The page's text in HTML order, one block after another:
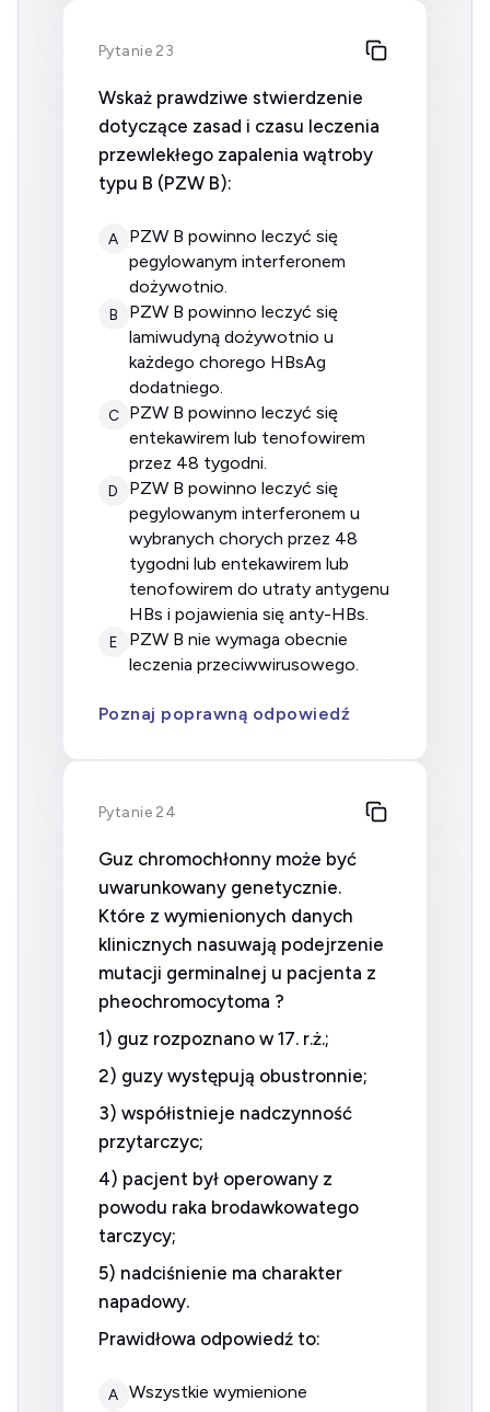
Pytanie 23
Wskaż prawdziwe stwierdzenie
dotyczące zasad i czasu leczenia
przewlekłego zapalenia wątroby
typu B (PZW B):
A
PZW B powinno leczyć się
pegylowanym interferonem
dożywotnio.
B
PZW B powinno leczyć się
lamiwudyną dożywotnio u
każdego chorego HBsAg
dodatniego.
C
PZW B powinno leczyć się
entekawirem lub tenofowirem
przez 48 tygodni.
D
PZW B powinno leczyć się
pegylowanym interferonem u
wybranych chorych przez 48
tygodni lub entekawirem lub
tenofowirem do utraty antygenu
HBs i pojawienia się anty-HBs.
E
PZW B nie wymaga obecnie
leczenia przeciwwirusowego.
Poznaj poprawną odpowiedź
Pytanie 24
Guz chromochłonny może być
uwarunkowany genetycznie.
Które z wymienionych danych
klinicznych nasuwają podejrzenie
mutacji germinalnej u pacjenta z
pheochromocytoma ?
1) guz rozpoznano w 17. r.ż.;
2) guzy występują obustronnie;
3) współistnieje nadczynność
przytarczyc;
4) pacjent był operowany z
powodu raka brodawkowatego
tarczycy;
5) nadciśnienie ma charakter
napadowy.
Prawidłowa odpowiedź to:
A wszystkie wymienione